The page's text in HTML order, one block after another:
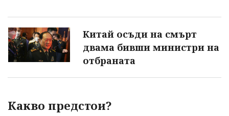
Китай осъди на смърт
двама бивши министри на
отбраната
Какво предстои?